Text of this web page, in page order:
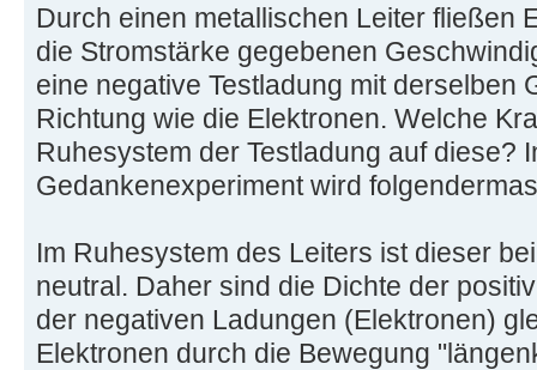
Durch einen metallischen Leiter fließen
die Stromstärke gegebenen
eine negative Testladung mit derselben
Richtung wie die Elektronen. Welche
Ruhesystem der Testladung auf diese?
Gedankenexperiment wird
Im Ruhesystem des Leiters ist dieser
neutral. Daher sind die Dichte der
der negativen Ladungen (Elektronen)
Elektronen durch die Bewegung